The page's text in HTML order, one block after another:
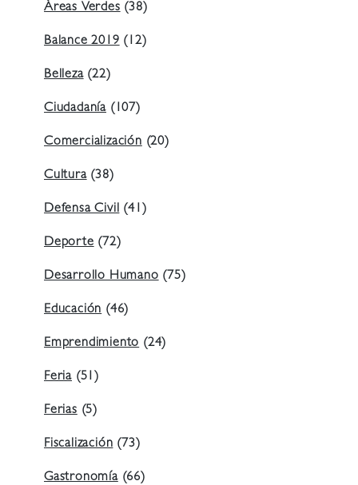
Áreas Verdes (38)
Balance 2019 (12)
Belleza(22)
Ciudadanía (107)
Comercialización (20)
Cultura(38)
Defensa Civil (41)
Deporte (72)
Desarrollo Humano (75)
Educación (46)
Emprendimiento (24)
Feria (51)
Ferias (5)
Fiscalización (73)
Gastronomía(66)